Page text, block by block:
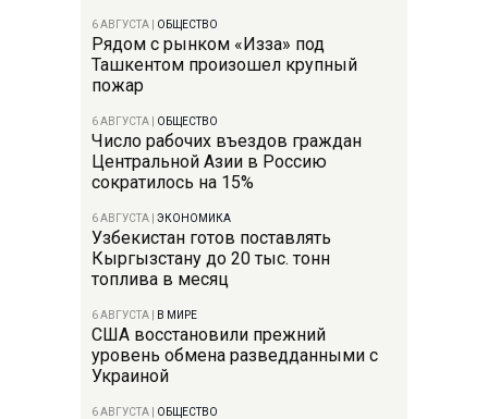
6 АВГУСТА ОБЩЕСТВО
Рядом с рынком «Изза» под
Ташкентом произошел крупный
пожар
6 АВГУСТА ОБЩЕСТВО
Число рабочих въездов граждан
Центральной Азии в Россию
сократилось на 15%
6 АВГУСТА ЭКОНОМИКА
Узбекистан готов поставлять
Кыргызстану до 20 тыс. тонн
топлива в месяц
6 АВГУСТА В МИРЕ
США восстановили прежний
уровень обмена разведданными с
Украиной
6 АВГУСТА ОБЩЕСТВО